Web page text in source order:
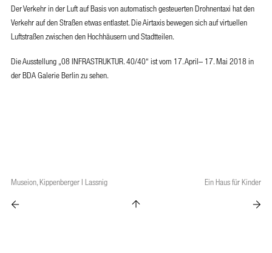
Der Verkehr in der Luft auf Basis von automatisch gesteuerten Drohnentaxi hat den
Verkehr auf den Straßen etwas entlastet. Die Airtaxis bewegen sich auf virtuellen
Luftstraßen zwischen den Hochhäusern und Stadtteilen.
Die Ausstellung „08 INFRASTRUKTUR. 40/40“ ist vom 17. April– 17. Mai 2018 in
der BDA Galerie Berlin zu sehen.
Museion, Kippenberger I Lassnig Ein Haus für Kinder